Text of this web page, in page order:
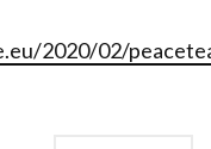
2020/02/